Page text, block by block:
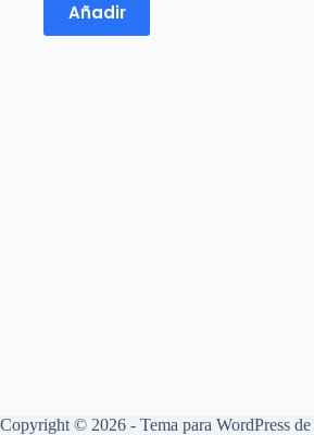
Añadir
Copyright © 2026 - Tema para WordPress de